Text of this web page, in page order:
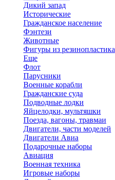
Дикий запад
Исторические
Гражданское население
Фэнтези
Животные
Фигуры из резинопластика
Еще
Флот
Парусники
Военные корабли
Гражданские суда
Подводные лодки
Яйцелодки, мультяшки
Поезда, вагоны, травмаи
Двигатели, части моделей
Двигатели Авиа
Подарочные наборы
Авиация
Военная техника
Игровые наборы